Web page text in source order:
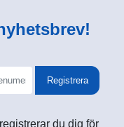
Registrera
du dig för